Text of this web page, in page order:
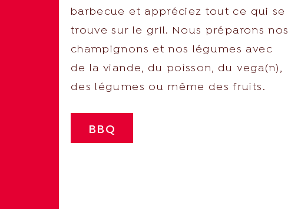
barbecue et appréciez tout ce qui se
trouve sur le gril. Nous préparons nos
champignons et nos légumes avec
de la viande, du poisson, du vega(n),
des légumes ou même des fruits.
BBQ